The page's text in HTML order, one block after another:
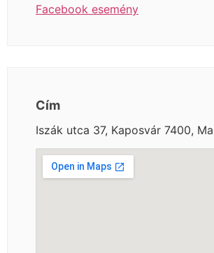
Facebook esemény
Cím
Iszák utca 37, Kaposvár 7400,